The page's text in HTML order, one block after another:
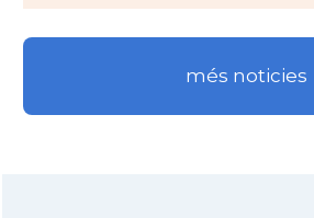
més noticies